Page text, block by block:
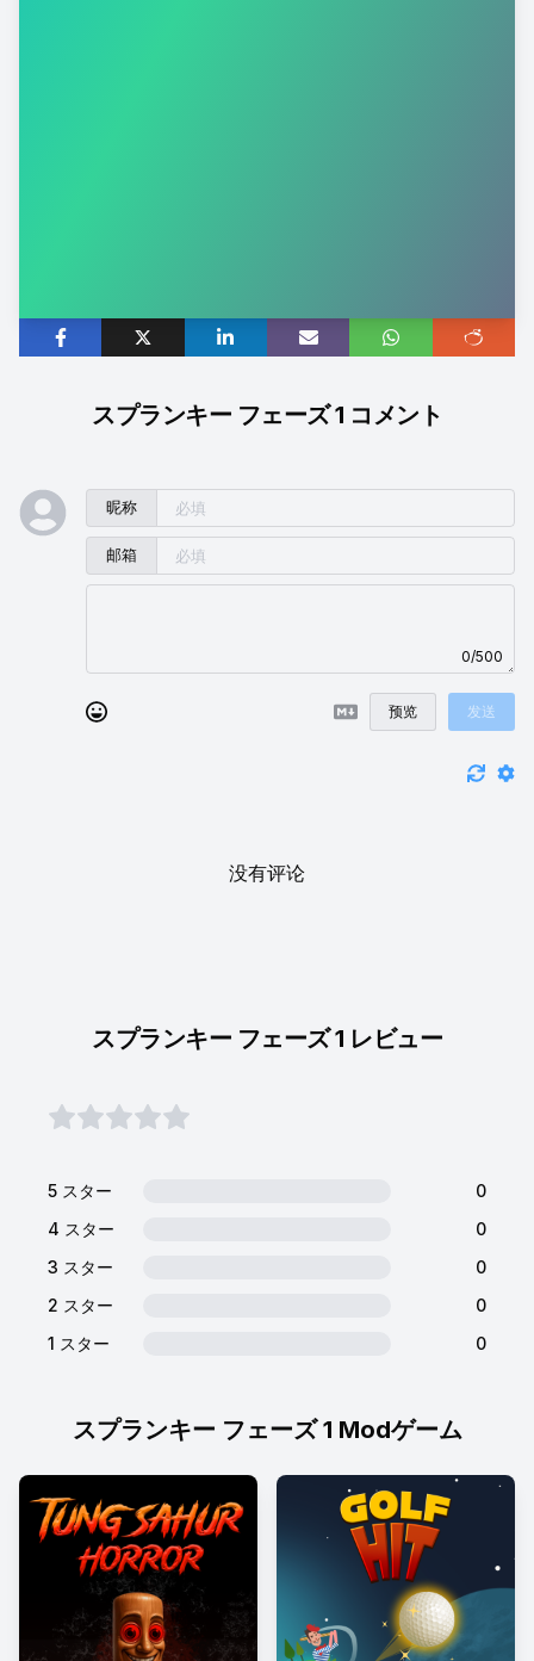
スプランキー フェーズ 1 コメント
昵称
邮箱
0/500
预览 发送
没有评论
スプランキー フェーズ 1 Modゲーム
スプランキー フェーズ 1 レビュー
5 スター
0
4 スター
0
3 スター
0
2 スター
0
1 スター
0